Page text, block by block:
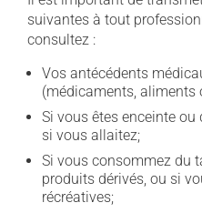
suivantes à tout
consultez :
Vos antécédents
(médicaments, aliments
Si vous êtes enceinte ou
si vous allaitez;
Si vous consommez du
produits dérivés, ou si
récréatives;